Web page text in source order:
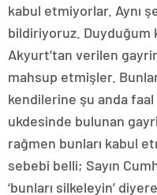
kabul etmiyorlar. Aynı
bildiriyoruz. Duyduğum
Akyurt’tan verilen
mahsup etmişler.
kendilerine şu anda
ukdesinde bulunan
rağmen bunları kabul
sebebi belli; Sayın
‘bunları silkeleyin’